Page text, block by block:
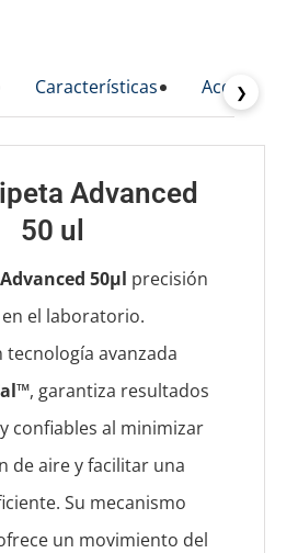
Características Accesorios
❯
Advanced
50 ul
50µl precisión
el laboratorio.
tecnología avanzada
, garantiza resultados
confiables al minimizar
de aire y facilitar una
Su mecanismo
un movimiento del